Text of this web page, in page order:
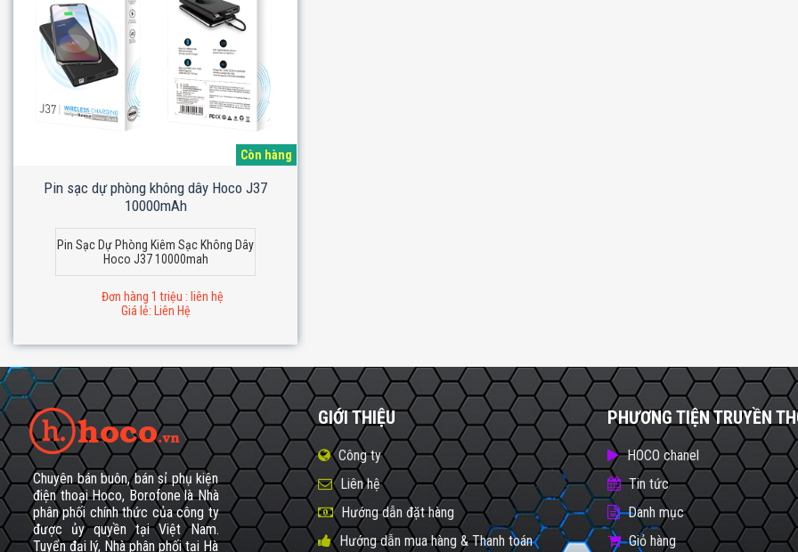
Còn hàng
Pin sạc dự phòng không dây Hoco J37
10000mAh
Pin Sạc Dự Phòng Kiêm Sạc Không Dây
Hoco J37 10000mah
Đơn hàng 1 triệu : liên hệ
Giá lẻ: Liên Hệ
Chuyên bán buôn, bán sỉ phụ kiện
điện thoại Hoco, Borofone là Nhà
phân phối chính thức của công ty
được ủy quyền tại Việt Nam.
Tuyển đại lý, Nhà phân phối tại Hà
GIỚI THIỆU
Công ty
Liên hệ
Hướng dẫn đặt hàng
Hướng dẫn mua hàng & Thanh toán
PHƯƠNG TIỆN TRUYỀN
HOCO chanel
Tin tức
Danh mục
Giỏ hàng